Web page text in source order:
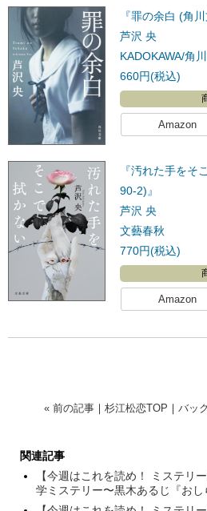
『罪の余白 (角川
芦沢 央
KADOKAWA/角
660円(税込)
Amazon
『汚れた手をそ
90-2)』
芦沢 央
文藝春秋
770円(税込)
Amazon
« 前の記事｜ 杉江松恋TOP ｜ バッ
関連記事
【今週はこれを読め！ ミステリ
学ミステリー〜黒木あるじ『おし